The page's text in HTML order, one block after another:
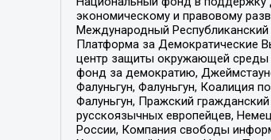
экономическому и правовому
Международный Республиканский
Платформа за Демократические
центр защиты окружающей среды
фонд за демократию,
Фалуньгун, Фалуньгун, Коалиция
Фалуньгун, Пражский
русскоязычных европейцев,
России, Компания свободы